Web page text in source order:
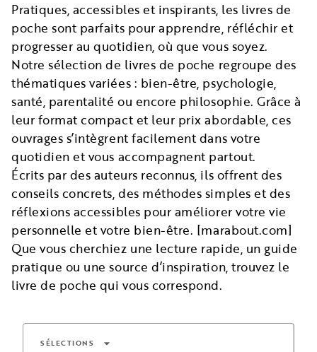
Pratiques, accessibles et inspirants, les livres de
poche sont parfaits pour apprendre, réfléchir et
progresser au quotidien, où que vous soyez.
Notre sélection de livres de poche regroupe des
thématiques variées : bien-être, psychologie,
santé, parentalité ou encore philosophie. Grâce à
leur format compact et leur prix abordable, ces
ouvrages s’intègrent facilement dans votre
quotidien et vous accompagnent partout.
Écrits par des auteurs reconnus, ils offrent des
conseils concrets, des méthodes simples et des
réflexions accessibles pour améliorer votre vie
personnelle et votre bien-être. [marabout.com]
Que vous cherchiez une lecture rapide, un guide
pratique ou une source d’inspiration, trouvez le
livre de poche qui vous correspond.
SÉLECTIONS arrow_drop_down